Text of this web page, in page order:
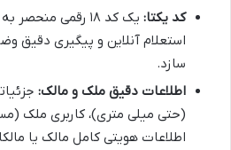
کد یکتا:
یک کد ۱۸ رقمی
استعلام آنلاین و پیگیری دقیق
سازد.
اطلاعات دقیق ملک و مالک:
(حتی میلی متری)، کاربری ملک
اطلاعات هویتی کامل مالک یا